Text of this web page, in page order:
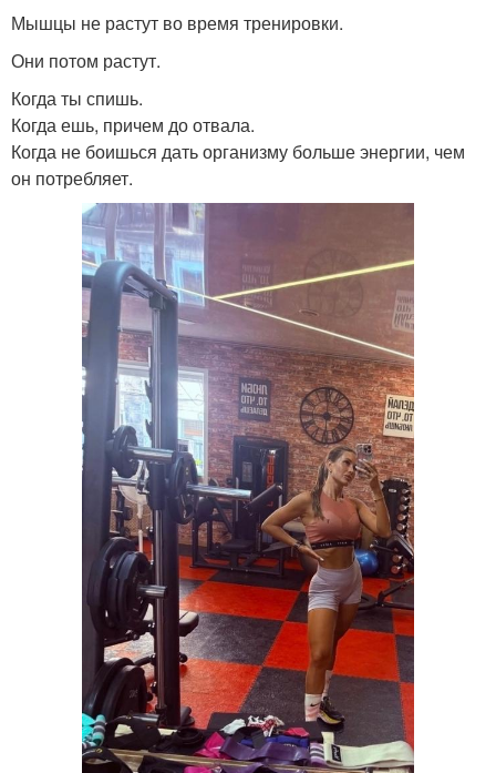
Мышцы не растут во время тренировки.
Они потом растут.
Когда ты спишь.
Когда ешь, причем до отвала.
Когда не боишься дать организму больше энергии, чем
он потребляет.